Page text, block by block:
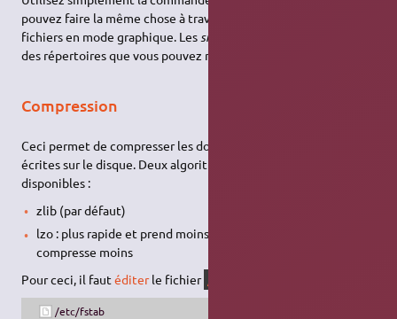
pouvez faire la même chose à travers votre gestionnaire de
fichiers en mode graphique. Les snapshots
des répertoires que vous pouvez manipuler à votre guise.
Compression
Ceci permet de compresser les données lorsqu'elles seront
écrites sur le disque. Deux algorithmes de compression sont
disponibles :
zlib (par défaut)
lzo : plus rapide et prend moins de charge CPU, mais
compresse moins
Pour ceci, il fautéditerle fichier
/etc/fstab